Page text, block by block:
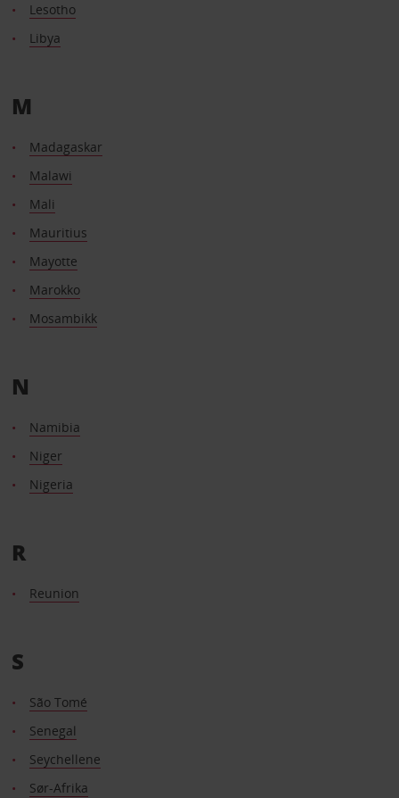
Lesotho
Libya
M
Madagaskar
Malawi
Mali
Mauritius
Mayotte
Marokko
Mosambikk
N
Namibia
Niger
Nigeria
R
Reunion
S
São Tomé
Senegal
Seychellene
Sør-Afrika